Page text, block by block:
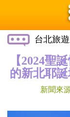
台北旅
【2024聖
的新北耶
新聞來